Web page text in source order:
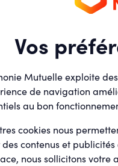
inscription a
de votre inscription
de
Vos
Mutuelle exploite
de navigation
au bon
cookies nous
contenus et
nous sollicitons votre